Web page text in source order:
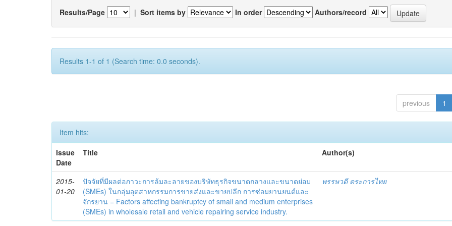
Results/Page | Sort items by In order Authors/record
Results 1-1 of 1 (Search time: 0.0 seconds).
previous 1
Item hits:
Issue
Date
Title Author(s)
2015-
01-20
ปัจจัยที่มีผลต่อภาวะการล้มละลายของบริษัทธุรกิจขนาดกลางและขนาดย่อม
(SMEs) ในกลุ่มอุตสาหกรรมการขายส่งและขายปลีก การซ่อมยานยนต์และ
จักรยาน = Factors affecting bankruptcy of small and medium enterprises
(SMEs) in wholesale retail and vehicle repairing service industry.
พรรษวดี ตระการไทย